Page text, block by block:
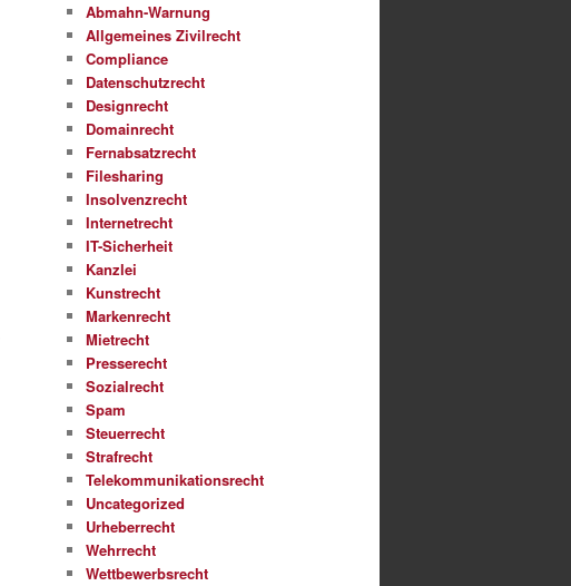
Abmahn-Warnung
Allgemeines Zivilrecht
Compliance
Datenschutzrecht
Designrecht
Domainrecht
Fernabsatzrecht
Filesharing
Insolvenzrecht
Internetrecht
IT-Sicherheit
Kanzlei
Kunstrecht
Markenrecht
Mietrecht
Presserecht
Sozialrecht
Spam
Steuerrecht
Strafrecht
Telekommunikationsrecht
Uncategorized
Urheberrecht
Wehrrecht
Wettbewerbsrecht